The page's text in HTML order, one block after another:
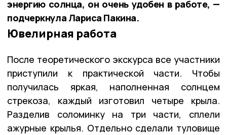
энергию солнца, он очень удобен в работе, —
подчеркнула Лариса Пакина.
Ювелирная работа
После теоретического экскурса все участники
приступили к практической части. Чтобы
получилась яркая, наполненная солнцем
стрекоза, каждый изготовил четыре крыла.
Разделив соломинку на три части, сплели
ажурные крылья. Отдельно сделали туловище